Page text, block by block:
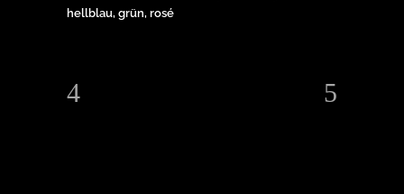
hellblau, grün, rosé